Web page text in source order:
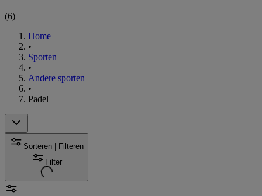
(6)
Home
•
Sporten
•
Andere sporten
•
Padel
Sorteren | Filteren
Filter